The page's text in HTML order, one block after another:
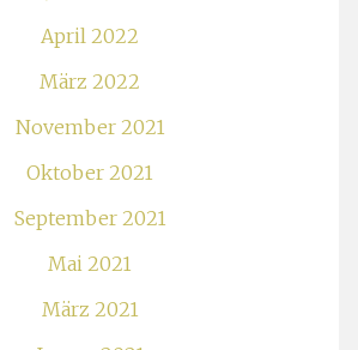
April 2022
März 2022
November 2021
Oktober 2021
September 2021
Mai 2021
März 2021